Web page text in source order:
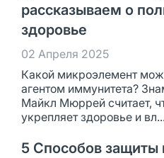
рассказываем о
здоровье
02 Апреля 2025
Какой микроэлемент
агентом иммунитета?
Майкл Мюррей считает,
укрепляет здоровье и вл...
5 Способов защиты